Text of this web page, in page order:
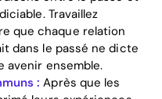
Travaillez
que chaque relation
dans le passé ne dicte
avenir ensemble.
: Après que les